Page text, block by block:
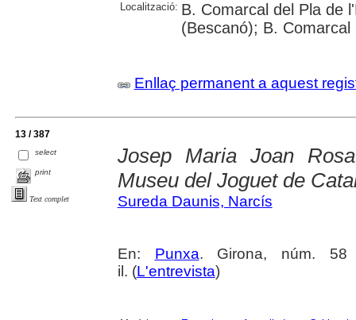
Localització: B. Comarcal del Pla de
(Bescanó); B.
Enllaç permanent a aquest
13 / 387
select
print
Text complet
Josep Maria Joan
Museu del Joguet de
Sureda Daunis, Narcís
En: Punxa. Girona, núm. 58
il. (L'entrevista)